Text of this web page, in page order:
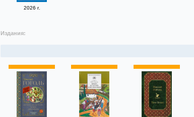
2026 г.
Издания: